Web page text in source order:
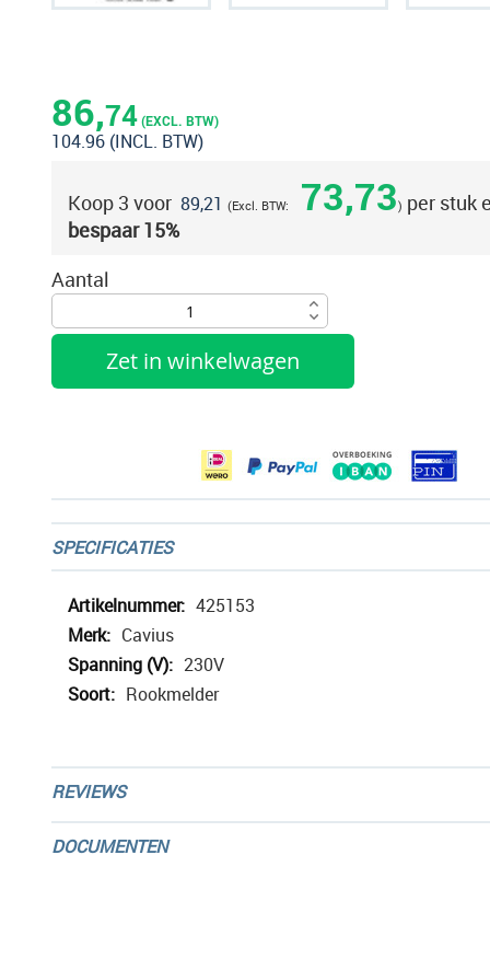
86,74(EXCL. BTW)
104.96 (INCL. BTW)
Koop 3 voor 89,21 73,73 per stuk
bespaar15%
Aantal
Zet in winkelwagen
het
begin
van
afbeeldingen-
gallerij
SPECIFICATIES
Meer
informatie
425153
Cavius
230V
Rookmelder
REVIEWS
DOCUMENTEN